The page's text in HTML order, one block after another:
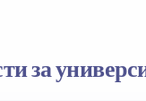
за